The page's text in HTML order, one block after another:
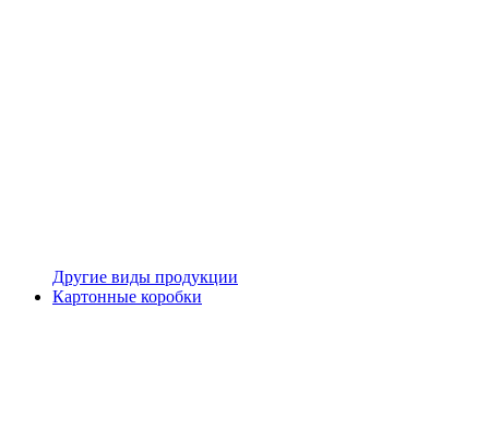
Другие виды продукции
Картонные коробки